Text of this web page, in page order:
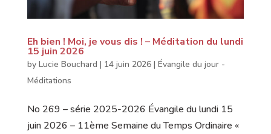
Eh bien ! Moi, je vous dis ! – Méditation du lundi
15 juin 2026
by Lucie Bouchard | 14 juin 2026| Évangile du jour -
Méditations
No 269 – série 2025-2026 Évangile du lundi 15
juin 2026 – 11ème Semaine du Temps Ordinaire «